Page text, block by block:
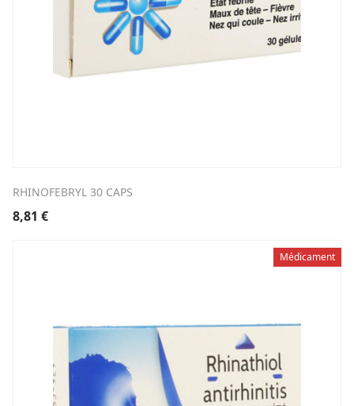
RHINOFEBRYL 30 CAPS
8,81 €
Médicament